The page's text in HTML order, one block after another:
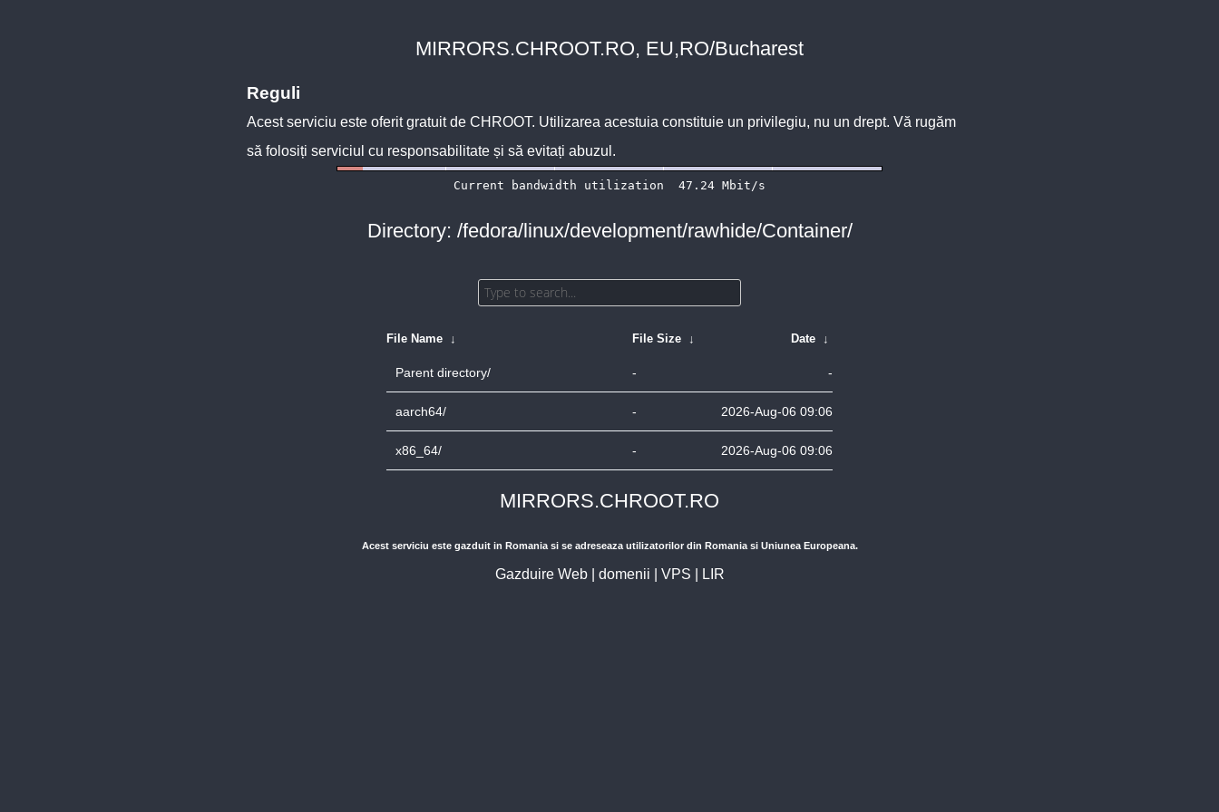
MIRRORS.CHROOT.RO, EU,RO/Bucharest
Reguli
Acest serviciu este oferit gratuit de CHROOT. Utilizarea acestuia constituie un privilegiu, nu un drept. Vă rugăm
să folosiți serviciul cu responsabilitate și să evitați abuzul.
Directory: /fedora/linux/development/rawhide/Container/
File Name ↓ File Size ↓ Date ↓
Parent directory/ - -
aarch64/ - 2026-Aug-06 09:06
x86_64/ - 2026-Aug-06 09:06
MIRRORS.CHROOT.RO
Acest serviciu este gazduit in Romania si se adreseaza utilizatorilor din Romania si Uniunea Europeana.
Gazduire Web| domenii VPS LIR